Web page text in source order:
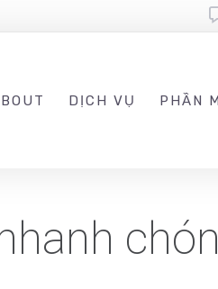
DỊCH VỤ PHẦN